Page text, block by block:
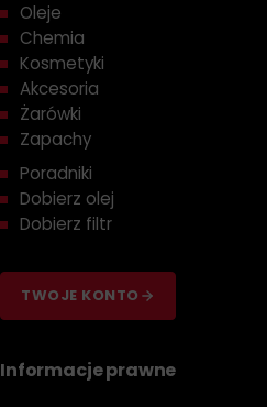
Oleje
Chemia
Kosmetyki
Akcesoria
Żarówki
Zapachy
Poradniki
Dobierz olej
Dobierz filtr
TWOJE KONTO
Informacje prawne